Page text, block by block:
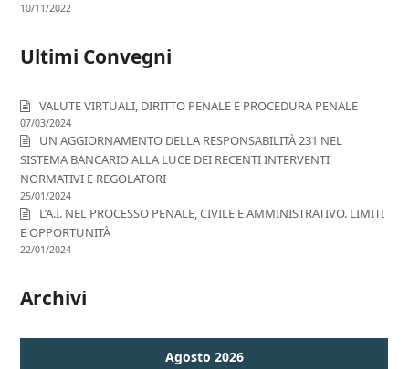
10/11/2022
Ultimi Convegni
VALUTE VIRTUALI, DIRITTO PENALE E PROCEDURA PENALE
07/03/2024
UN AGGIORNAMENTO DELLA RESPONSABILITÀ 231 NEL
SISTEMA BANCARIO ALLA LUCE DEI RECENTI INTERVENTI
NORMATIVI E REGOLATORI
25/01/2024
L’A.I. NEL PROCESSO PENALE, CIVILE E AMMINISTRATIVO. LIMITI
E OPPORTUNITÀ
22/01/2024
Archivi
Agosto 2026